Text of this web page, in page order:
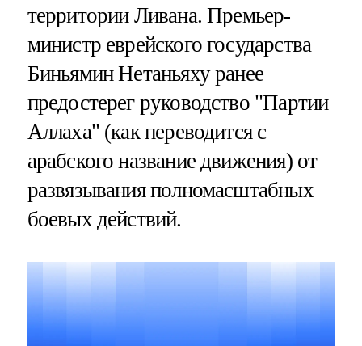
территории Ливана. Премьер-
министр еврейского государства
Биньямин Нетаньяху ранее
предостерег руководство "Партии
Аллаха" (как переводится с
арабского название движения) от
развязывания полномасштабных
боевых действий.